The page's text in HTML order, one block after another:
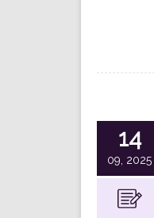
14
09, 2025